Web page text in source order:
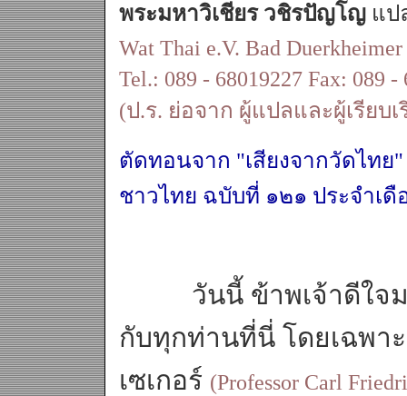
พระมหาวิเชียร วชิรปัญโญ แป
Wat Thai e.V. Bad
Tel.: 089 - 68019227 Fax: 089 -
(ป.ร. ย่อจาก ผู้แปลและผู้เรียบเ
ตัดทอนจาก "เสียงจากวัดไทย"
ชาวไทย ฉบับที่ ๑๒๑ ประจำเ
วันนี้ ข้าพเจ้าดีใจมา
กับทุกท่านที่นี่ โดยเฉพา
เซเกอร์ (Professor Carl